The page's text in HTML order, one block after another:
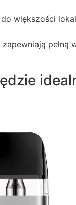
większości
pełną